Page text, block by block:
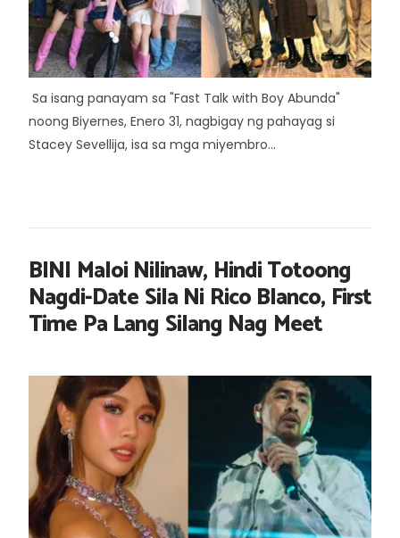
Sa isang panayam sa "Fast Talk with Boy Abunda"
noong Biyernes, Enero 31, nagbigay ng pahayag si
Stacey Sevellija, isa sa mga miyembro...
BINI Maloi Nilinaw, Hindi Totoong
Nagdi-Date Sila Ni Rico Blanco, First
Time Pa Lang Silang Nag Meet